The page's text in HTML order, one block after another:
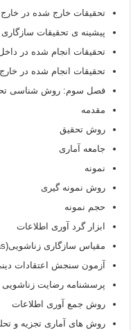
تحقیقات خارج شده در
پیشینه ی تحقیقات
تحقیقات انجام شده در
تحقیقات انجام شده در
فصل سوم: روش شناسی
مقدمه
روش تحقیق
جامعه آماری
نمونه
روش نمونه گیری
حجم نمونه
ابزار گرد آوری اطلاعات
مقیاس سازگاری زناشویی(das ؛اسپنیر،1976)
آزمون سنجش اعتقادات
پرسشنامه رضایت زناشویی
روش جمع آوری اطلاعات
روش های آماری تجزیه و